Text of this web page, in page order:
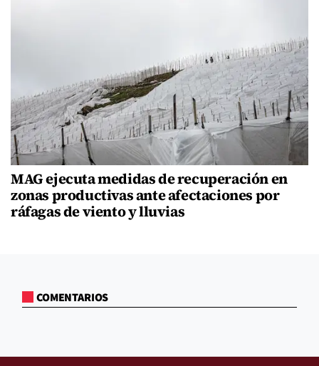
MAG ejecuta medidas de recuperación en
zonas productivas ante afectaciones por
ráfagas de viento y lluvias
COMENTARIOS